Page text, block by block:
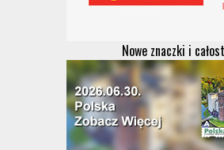
Nowe znaczki i